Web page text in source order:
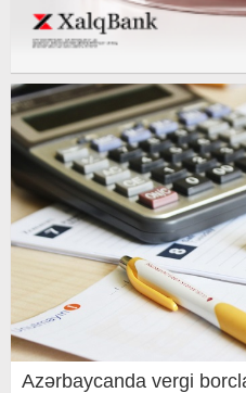
Azərbaycanda vergi